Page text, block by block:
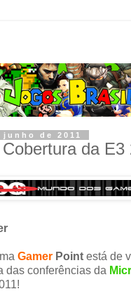
de 2011
da E3
Gamer Point está de
das conferências da